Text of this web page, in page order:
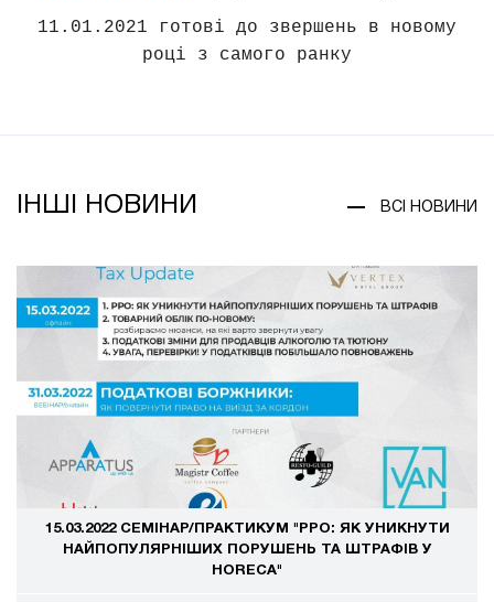
11.01.2021 готові до звершень в новому
році з самого ранку
ІНШІ НОВИНИ ВСІ НОВИНИ
15.03.2022 СЕМІНАР/ПРАКТИКУМ "РРО: ЯК УНИКНУТИ
НАЙПОПУЛЯРНІШИХ ПОРУШЕНЬ ТА ШТРАФІВ У
HORECA"